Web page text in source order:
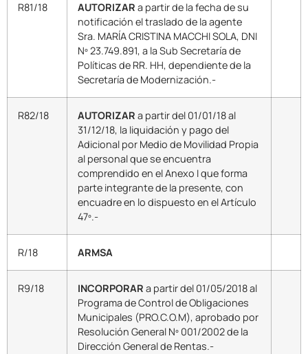
R81/18 AUTORIZAR a partir de la fecha de su
notificación el traslado de la agente
Sra. MARÍA CRISTINA MACCHI SOLA, DNI
Nº 23.749.891, a la Sub Secretaría de
Políticas de RR. HH, dependiente de la
Secretaría de Modernización.-
R82/18 AUTORIZAR a partir del 01/01/18 al
31/12/18, la liquidación y pago del
Adicional por Medio de Movilidad Propia
al personal que se encuentra
comprendido en el Anexo I que forma
parte integrante de la presente, con
encuadre en lo dispuesto en el Artículo
47º.-
R/18 ARMSA
R9/18 INCORPORAR a partir del 01/05/2018 al
Programa de Control de Obligaciones
Municipales (PRO.C.O.M), aprobado por
Resolución General Nº 001/2002 de la
Dirección General de Rentas.-